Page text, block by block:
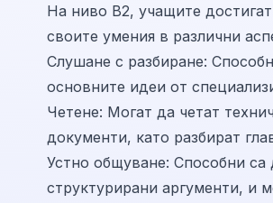
На ниво B2, учащите
своите умения в различни
Слушане с разбиране:
основните идеи от
Четене: Могат да четат
документи, като разбират
Устно общуване: Способни
структурирани аргументи, и